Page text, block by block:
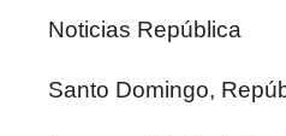
Noticias República
Santo Domingo,